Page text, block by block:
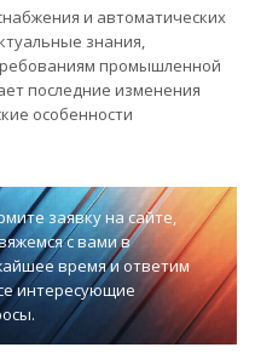
и автоматических
знания,
промышленной
последние изменения
особенности
заявку на сайте,
с вами в
время и ответим
интересующие